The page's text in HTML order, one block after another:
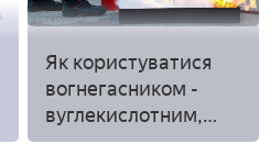
Як користуватися
вогнегасником -
вуглекислотним,
порошковим і